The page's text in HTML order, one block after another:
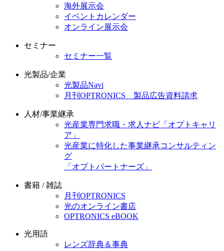
海外展示会
イベントカレンダー
オンライン展示会
セミナー
セミナー一覧
光製品/企業
光製品Navi
月刊OPTRONICS 製品広告資料請求
人材/事業継承
光産業専門求職・求人ナビ「オプトキャリ
ア」
光産業に特化した事業継承コンサルティン
グ
「オプトパートナーズ」
書籍 / 雑誌
月刊OPTRONICS
光のオンライン書店
OPTRONICS eBOOK
光用語
レンズ辞典＆事典